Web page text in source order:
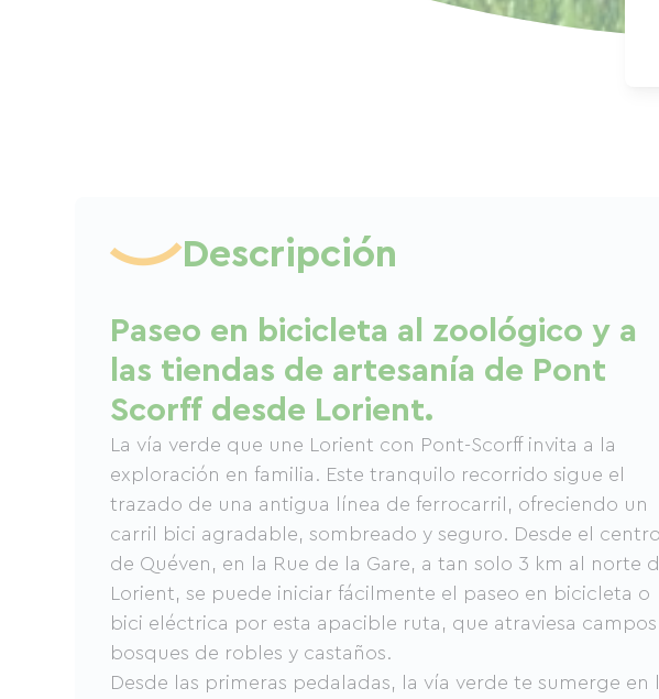
Descripción
Paseo en bicicleta al zoológico y a
las tiendas de artesanía de Pont
Scorff desde Lorient.
La vía verde que une Lorient con Pont-Scorff invita a la
exploración en familia. Este tranquilo recorrido sigue el
trazado de una antigua línea de ferrocarril, ofreciendo un
carril bici agradable, sombreado y seguro. Desde el centro
de Quéven, en la Rue de la Gare, a tan solo 3 km al norte
Lorient, se puede iniciar fácilmente el paseo en bicicleta o
bici eléctrica por esta apacible ruta, que atraviesa
bosques de robles y castaños.
Desde las primeras pedaladas, la vía verde te sumerge en